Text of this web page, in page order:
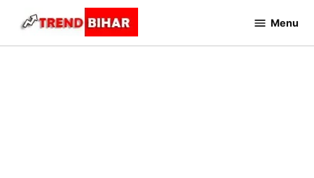
content
Bihar
Menu